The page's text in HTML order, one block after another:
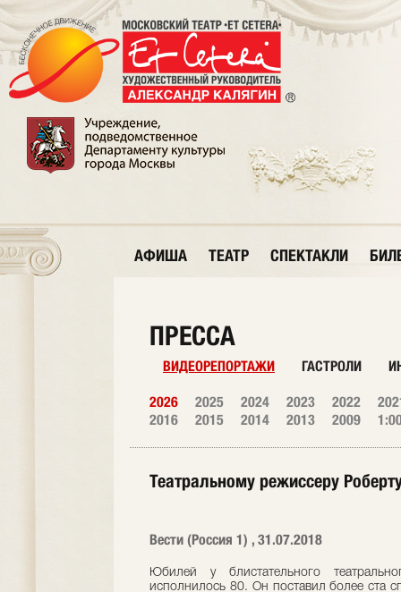
АФИША ТЕАТР СПЕКТАКЛИ
ПРЕССА
ВИДЕОРЕПОРТАЖИ ГАСТРОЛИ
2026 2025 2024 2023 2022
2016
2015 2014 2013 2009
Театральному режиссеру
Вести (Россия 1) , 31.07.2018
Юбилей у блистательного
исполнилось 80. Он поставил более ста